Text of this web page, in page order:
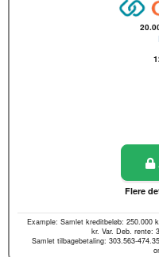
Flere
Example: Samlet kreditbeløb: 250.000
kr. Var. Deb. rente:
Samlet tilbagebetaling: 303.563-